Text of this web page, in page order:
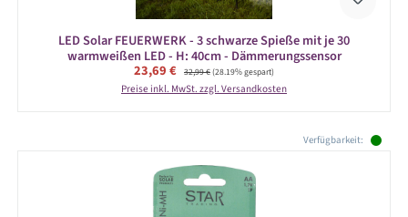
LED Solar FEUERWERK - 3 schwarze Spieße mit je 30
warmweißen LED - H: 40cm - Dämmerungssensor
Verkaufspreis:
23,69 € Regulärer Preis:
32,99 €(28.19% gespart)
Preise inkl. MwSt. zzgl. Versandkosten
Verfügbarkeit: